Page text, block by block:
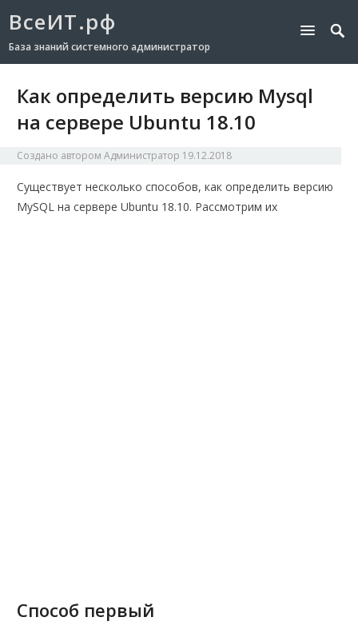
ВсеИТ.рф
База знаний системного администратор
Как определить версию Mysql
на сервере Ubuntu 18.10
Создано авторомАдминистратор 19.12.2018
Существует несколько способов, как определить версию
MySQL на сервере Ubuntu 18.10. Рассмотрим их
Способ первый